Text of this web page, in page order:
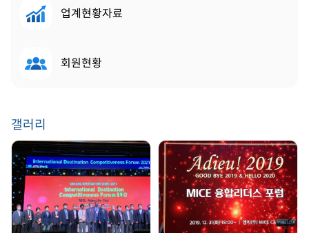
업계현황자료
회원현황
갤러리
GDW 2021 | 2021.
08. 25
송년회 | 2019. 12. 31